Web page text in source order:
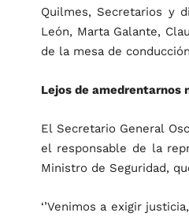
Quilmes, Secretarios y
León, Marta Galante,
de la mesa de
Lejos de amedrentarnos
El Secretario General
el responsable de la
Ministro de Seguridad,
‘’Venimos a exigir